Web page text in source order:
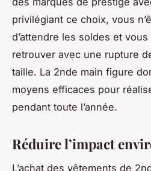
privilégiant ce choix, vous
d’attendre les soldes et
retrouver avec une rupture
taille. La 2nde main figure
moyens efficaces pour
pendant toute l’année.
Réduire l’impact
L’achat des vêtements de